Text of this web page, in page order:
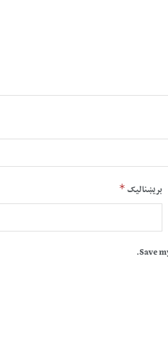
بریښنالیک*
Save